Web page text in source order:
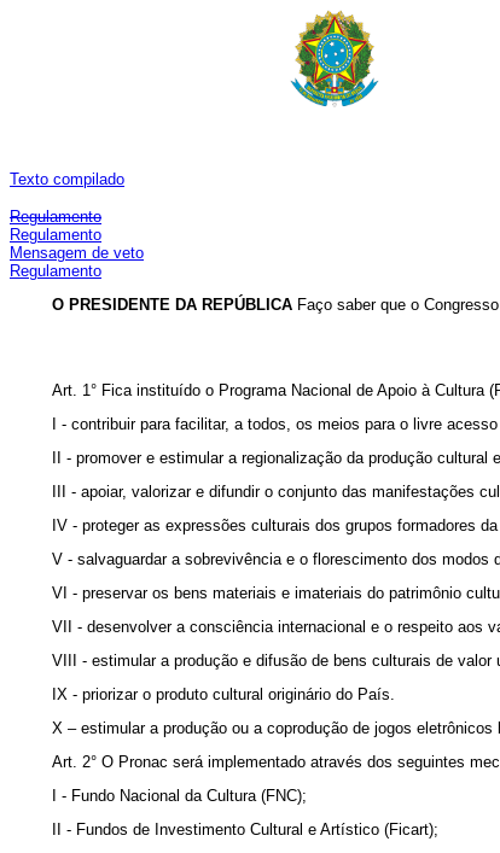
Texto compilado
Regulamento
Regulamento
Mensagem de veto
Regulamento
O PRESIDENTE DA REPÚBLICA Faço saber que o
Art. 1° Fica instituído o Programa Nacional de Apoio à Cultura
I - contribuir para facilitar, a todos, os meios para o livre
II - promover e estimular a regionalização da produção
III - apoiar, valorizar e difundir o conjunto das manifestações
IV - proteger as expressões culturais dos grupos formadores
V - salvaguardar a sobrevivência e o florescimento dos modos
VI - preservar os bens materiais e imateriais do patrimônio
VII - desenvolver a consciência internacional e o respeito aos
VIII - estimular a produção e difusão de bens culturais de
IX - priorizar o produto cultural originário do País.
X – estimular a produção ou a coprodução de jogos eletrônicos
Art. 2° O Pronac será implementado através dos seguintes
I - Fundo Nacional da Cultura (FNC);
II - Fundos de Investimento Cultural e Artístico (Ficart);